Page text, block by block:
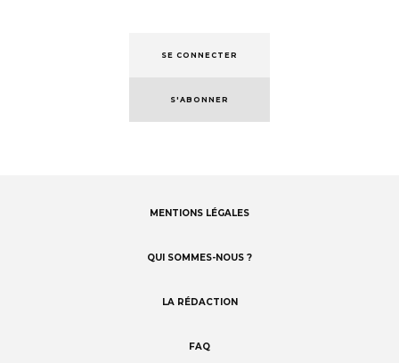
SE CONNECTER
S'ABONNER
MENTIONS LÉGALES
QUI SOMMES-NOUS ?
LA RÉDACTION
FAQ